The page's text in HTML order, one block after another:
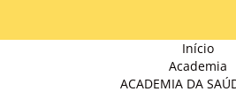
Início
Academia
ACADEMIA DA